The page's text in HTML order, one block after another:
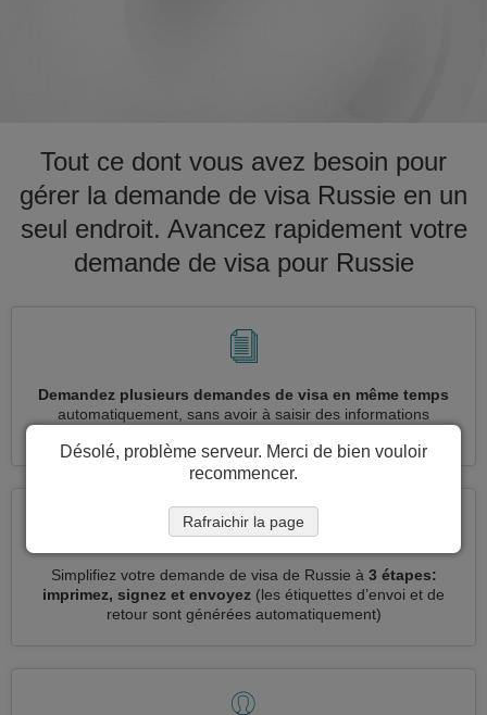
Tout ce dont vous avez besoin pour
gérer la demande de visa Russie en un
seul endroit. Avancez rapidement votre
demande de visa pour Russie
Demandez plusieurs demandes de visa en même temps
automatiquement, sans avoir à saisir des informations
Simplifiez votre demande de visa de Russie à 3 étapes:
imprimez, signez et envoyez (les étiquettes d’envoi et de
retour sont générées automatiquement)
Désolé, problème serveur. Merci de bien vouloir
recommencer.
Rafraichir la page